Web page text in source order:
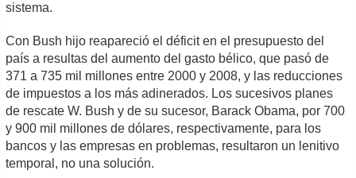
sistema.
Con Bush hijo reapareció el déficit en el presupuesto del
país a resultas del aumento del gasto bélico, que pasó de
371 a 735 mil millones entre 2000 y 2008, y las reducciones
de impuestos a los más adinerados. Los sucesivos planes
de rescate W. Bush y de su sucesor, Barack Obama, por 700
y 900 mil millones de dólares, respectivamente, para los
bancos y las empresas en problemas, resultaron un lenitivo
temporal, no una solución.